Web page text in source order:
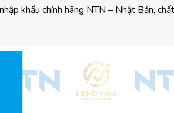
khẩu chính hãng NTN – Nhật Bản,